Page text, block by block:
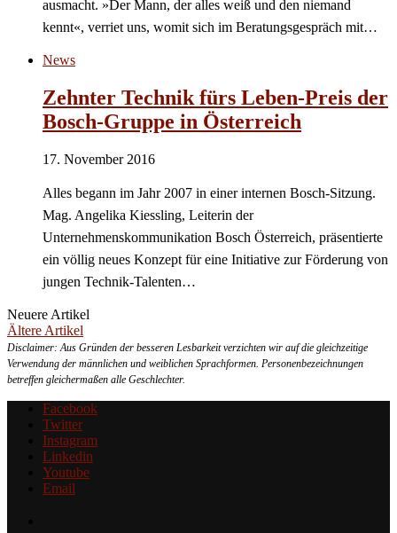
ausmacht. »Der Mann, der alles weiß und den niemand
kennt«, verriet uns, womit sich im Beratungsgespräch mit…
News
Zehnter Technik fürs Leben-Preis der
Bosch-Gruppe in Österreich
17. November 2016
Alles begann im Jahr 2007 in einer internen Bosch-Sitzung.
Mag. Angelika Kiessling, Leiterin der
Unternehmenskommunikation Bosch Österreich, präsentierte
ein völlig neues Konzept für eine Initiative zur Förderung von
jungen Technik-Talenten…
Neuere Artikel
Ältere Artikel
Disclaimer: Aus Gründen der besseren Lesbarkeit verzichten wir auf die gleichzeitige
Verwendung der männlichen und weiblichen Sprachformen. Personenbezeichnungen
betreffen gleichermaßen alle Geschlechter.
Facebook
Twitter
Instagram
Linkedin
Youtube
Email